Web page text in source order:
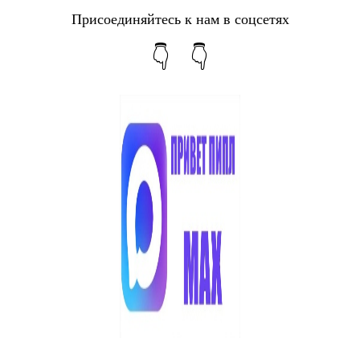
Присоединяйтесь к нам в соцсетях
👇 👇